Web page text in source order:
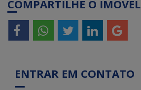
COMPARTILHE O IMÓVEL
ENTRAR EM CONTATO